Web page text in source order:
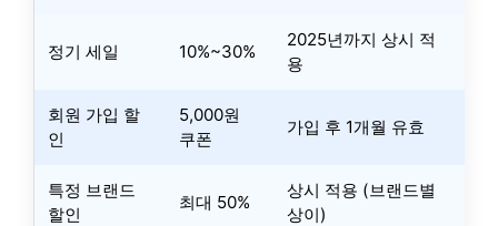
정기 세일 10%~30%
2025년까지 상시 적
용
회원 가입 할
인
5,000원
쿠폰
가입 후 1개월 유효
특정 브랜드
할인
최대 50%
상시 적용 (브랜드별
상이)